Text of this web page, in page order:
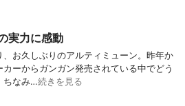
実力に感動
お久しぶりのアルティミューン。昨年か
ーからガンガン発売されている中でどう
ちなみ…続きを見る